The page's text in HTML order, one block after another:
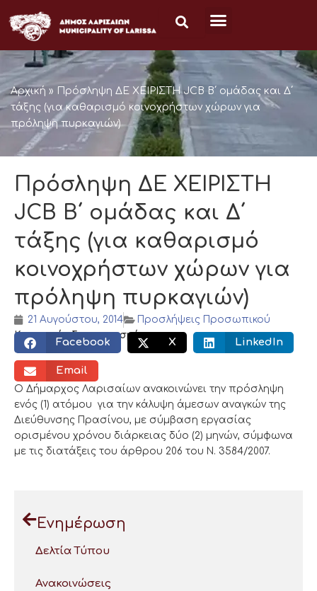
στο
περιεχόμενο
Αρχική »
Πρόσληψη ΔΕ ΧΕΙΡΙΣΤΗ JCB Β΄ ομάδας και Δ΄
τάξης (για καθαρισμό κοινοχρήστων χώρων για
πρόληψη πυρκαγιών)
Πρόσληψη ΔΕ ΧΕΙΡΙΣΤΗ
JCB Β΄ ομάδας και Δ΄
τάξης (για καθαρισμό
κοινοχρήστων χώρων για
πρόληψη πυρκαγιών)
21 Αυγούστου, 2014
Προσλήψεις Προσωπικού
Κοινωνικός διαμοιρασμός:
Facebook X LinkedIn
Email
Ο Δήμαρχος Λαρισαίων ανακοινώνει την πρόσληψη
ενός (1) ατόμου για την κάλυψη άμεσων αναγκών της
Διεύθυνσης Πρασίνου, με σύμβαση εργασίας
ορισμένου χρόνου διάρκειας δύο (2) μηνών, σύμφωνα
με τις διατάξεις του άρθρου 206 του Ν. 3584/2007.
Ενημέρωση
Δελτία Τύπου
Ανακοινώσεις